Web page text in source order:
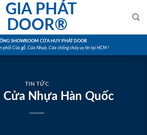
SHOWROOM CỬA HUY PHÁT DOOR
phối Cửa gỗ, Cửa Nhựa, Cửa chống cháy uy tín tại HCM !
TIN TỨC
Cửa Nhựa Hàn Quốc